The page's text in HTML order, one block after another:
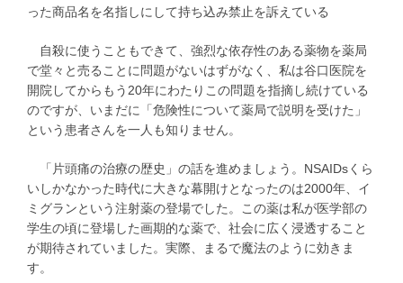
った商品名を名指しにして持ち込み禁止を訴えている
自殺に使うこともできて、強烈な依存性のある薬物を薬局
で堂々と売ることに問題がないはずがなく、私は谷口医院を
開院してからもう20年にわたりこの問題を指摘し続けている
のですが、いまだに「危険性について薬局で説明を受けた」
という患者さんを一人も知りません。
「片頭痛の治療の歴史」の話を進めましょう。NSAIDsくら
いしかなかった時代に大きな幕開けとなったのは2000年、イ
ミグランという注射薬の登場でした。この薬は私が医学部の
学生の頃に登場した画期的な薬で、社会に広く浸透すること
が期待されていました。実際、まるで魔法のように効きま
す。